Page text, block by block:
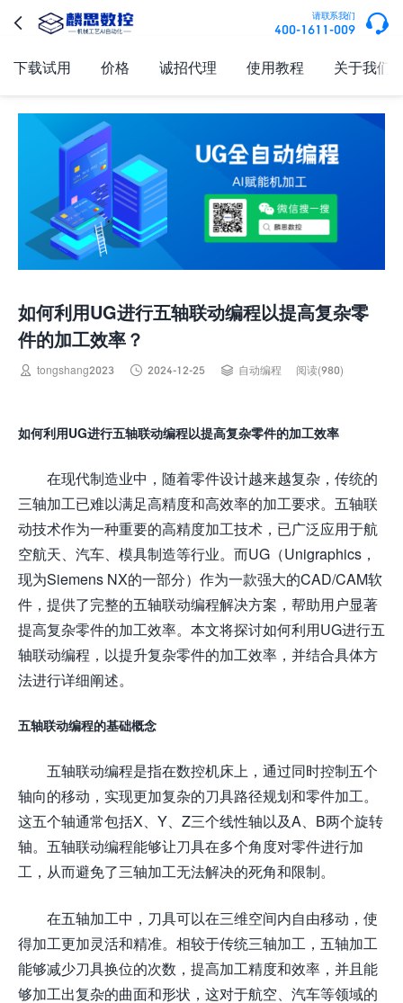
 请联系我们
400-1611-009 
下载试用 价格 诚招代理 使用教程 关于我们
如何利用UG进行五轴联动编程以提高复杂零
件的加工效率？
 tongshang2023  2024-12-25  自动编程 阅读(980)
如何利用UG进行五轴联动编程以提高复杂零件的加工效率
在现代制造业中，随着零件设计越来越复杂，传统的
三轴加工已难以满足高精度和高效率的加工要求。五轴联
动技术作为一种重要的高精度加工技术，已广泛应用于航
空航天、汽车、模具制造等行业。而UG（Unigraphics，
现为Siemens NX的一部分）作为一款强大的CAD/CAM软
件，提供了完整的五轴联动编程解决方案，帮助用户显著
提高复杂零件的加工效率。本文将探讨如何利用UG进行五
轴联动编程，以提升复杂零件的加工效率，并结合具体方
法进行详细阐述。
五轴联动编程的基础概念
五轴联动编程是指在数控机床上，通过同时控制五个
轴向的移动，实现更加复杂的刀具路径规划和零件加工。
这五个轴通常包括X、Y、Z三个线性轴以及A、B两个旋转
轴。五轴联动编程能够让刀具在多个角度对零件进行加
工，从而避免了三轴加工无法解决的死角和限制。
在五轴加工中，刀具可以在三维空间内自由移动，使
得加工更加灵活和精准。相较于传统三轴加工，五轴加工
能够减少刀具换位的次数，提高加工精度和效率，并且能
够加工出复杂的曲面和形状，这对于航空、汽车等领域的